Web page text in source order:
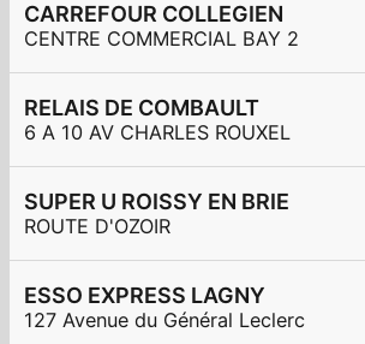
CARREFOUR COLLEGIEN
CENTRE COMMERCIAL BAY 2
RELAIS DE COMBAULT
6 A 10 AV CHARLES ROUXEL
SUPER U ROISSY EN BRIE
ROUTE D'OZOIR
ESSO EXPRESS LAGNY
127 Avenue du Général Leclerc